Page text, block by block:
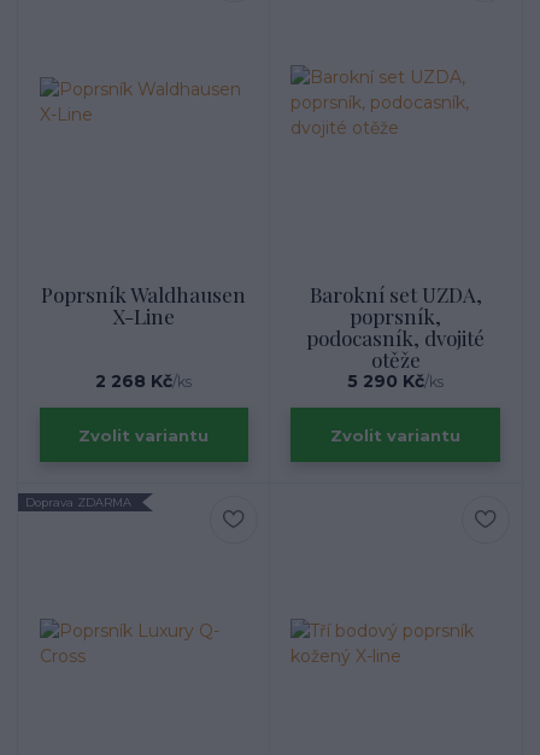
Poprsník Waldhausen
X-Line
2 268 Kč/ks
Zvolit variantu
Barokní set UZDA,
poprsník,
podocasník, dvojité
otěže
5 290 Kč/ks
Zvolit variantu
Doprava ZDARMA